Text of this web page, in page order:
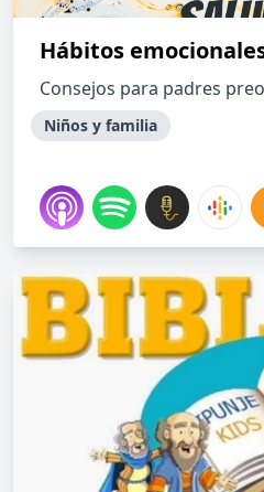
Hábitos
Consejos para padres
Niños y familia